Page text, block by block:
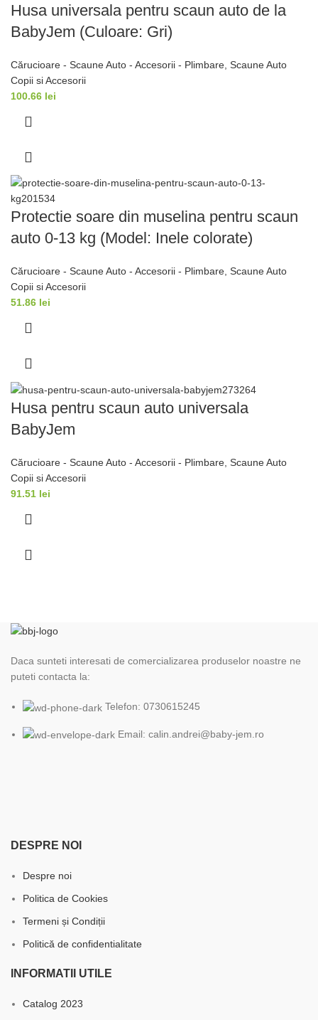
Husa universala pentru scaun auto de la
BabyJem (Culoare: Gri)
Cărucioare - Scaune Auto - Accesorii - Plimbare Scaune Auto
Copii si Accesorii
100.66 lei
Protectie soare din muselina pentru scaun
auto 0-13 kg (Model: Inele colorate)
Cărucioare - Scaune Auto - Accesorii - Plimbare Scaune Auto
Copii si Accesorii
51.86 lei
Husa pentru scaun auto universala
BabyJem
Cărucioare - Scaune Auto - Accesorii - Plimbare Scaune Auto
Copii si Accesorii
91.51 lei
Daca sunteti interesati de comercializarea produselor noastre ne
puteti contacta la:
Telefon: 0730615245
Email: calin.andrei@baby-jem.ro
DESPRE NOI
Despre noi
Politica de Cookies
Termeni și Condiții
Politică de confidentialitate
INFORMATII UTILE
Catalog 2023